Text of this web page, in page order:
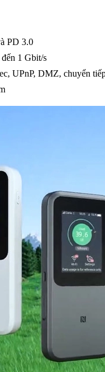
PD 3.0
1 Gbit/s
UPnP, DMZ, chuyển